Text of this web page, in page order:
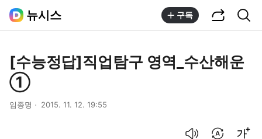
뉴시스 구독
[수능정답]직업탐구 영역_수산해운
①
임종명 2015. 11. 12. 19:55